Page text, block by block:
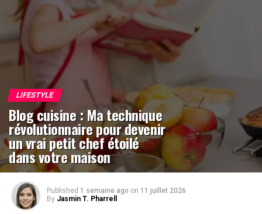
LIFESTYLE
Blog cuisine : Ma technique
révolutionnaire pour devenir
un vrai petit chef étoilé
dans votre maison
Published 1 semaine ago on 11 juillet 2026
By Jasmin T. Pharrell